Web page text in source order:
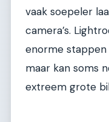
vaak soepeler
camera’s.
enorme
maar kan soms
extreem grote